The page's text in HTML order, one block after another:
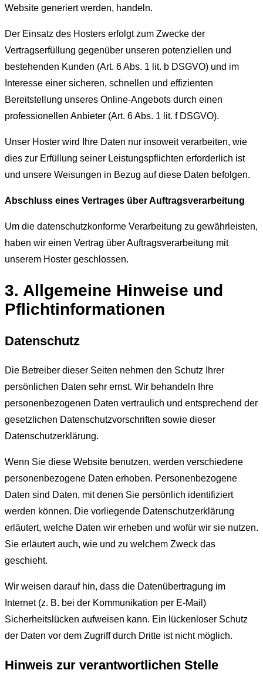
Website generiert werden, handeln.
Der Einsatz des Hosters erfolgt zum Zwecke der
Vertragserfüllung gegenüber unseren potenziellen und
bestehenden Kunden (Art. 6 Abs. 1 lit. b DSGVO) und im
Interesse einer sicheren, schnellen und effizienten
Bereitstellung unseres Online-Angebots durch einen
professionellen Anbieter (Art. 6 Abs. 1 lit. f DSGVO).
Unser Hoster wird Ihre Daten nur insoweit verarbeiten, wie
dies zur Erfüllung seiner Leistungspflichten erforderlich ist
und unsere Weisungen in Bezug auf diese Daten befolgen.
Abschluss eines Vertrages über Auftragsverarbeitung
Um die datenschutzkonforme Verarbeitung zu gewährleisten,
haben wir einen Vertrag über Auftragsverarbeitung mit
unserem Hoster geschlossen.
3. Allgemeine Hinweise und
Pflichtinformationen
Datenschutz
Die Betreiber dieser Seiten nehmen den Schutz Ihrer
persönlichen Daten sehr ernst. Wir behandeln Ihre
personenbezogenen Daten vertraulich und entsprechend der
gesetzlichen Datenschutzvorschriften sowie dieser
Datenschutzerklärung.
Wenn Sie diese Website benutzen, werden verschiedene
personenbezogene Daten erhoben. Personenbezogene
Daten sind Daten, mit denen Sie persönlich identifiziert
werden können. Die vorliegende Datenschutzerklärung
erläutert, welche Daten wir erheben und wofür wir sie nutzen.
Sie erläutert auch, wie und zu welchem Zweck das
geschieht.
Wir weisen darauf hin, dass die Datenübertragung im
Internet (z. B. bei der Kommunikation per E-Mail)
Sicherheitslücken aufweisen kann. Ein lückenloser Schutz
der Daten vor dem Zugriff durch Dritte ist nicht möglich.
Hinweis zur verantwortlichen Stelle